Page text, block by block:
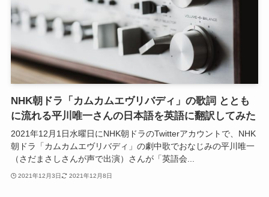
NHK朝ドラ「カムカムエヴリバディ」の歌詞 ととも
に流れる平川唯一さんの日本語を英語に翻訳してみた
2021年12月1日水曜日にNHK朝ドラのTwitterアカウントで、NHK
朝ドラ「カムカムエヴリバディ」の劇中歌でおなじみの平川唯一
（さだまさしさんが声で出演）さんが「英語会...
2021年12月3日 2021年12月8日